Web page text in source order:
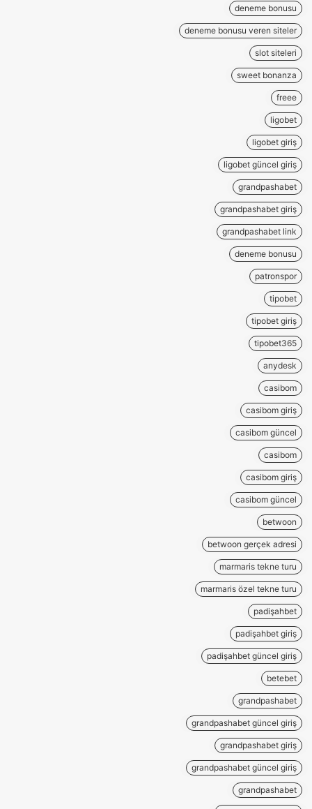
deneme bonusu
deneme bonusu veren siteler
slot siteleri
sweet bonanza
freee
ligobet
ligobet giriş
ligobet güncel giriş
grandpashabet
grandpashabet giriş
grandpashabet link
deneme bonusu
patronspor
tipobet
tipobet giriş
tipobet365
anydesk
casibom
casibom giriş
casibom güncel
casibom
casibom giriş
casibom güncel
betwoon
betwoon gerçek adresi
marmaris tekne turu
marmaris özel tekne turu
padişahbet
padişahbet giriş
padişahbet güncel giriş
betebet
grandpashabet
grandpashabet güncel giriş
grandpashabet giriş
grandpashabet güncel giriş
grandpashabet